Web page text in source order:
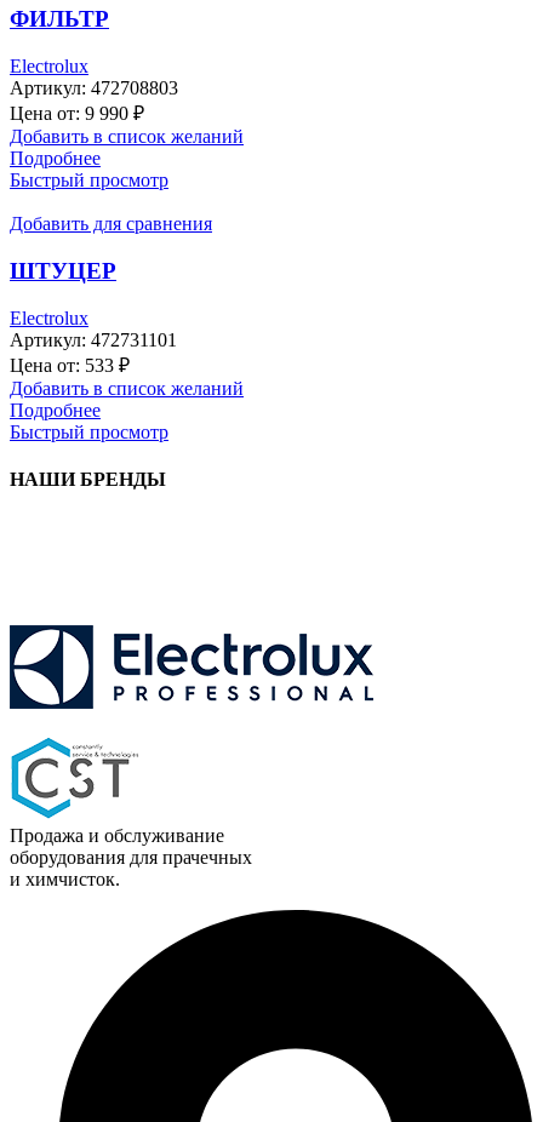
ФИЛЬТР
Electrolux
Артикул: 472708803
Цена от: 9 990 ₽
Добавить в список желаний
Подробнее
Быстрый просмотр
Добавить для сравнения
ШТУЦЕР
Electrolux
Артикул: 472731101
Цена от: 533 ₽
Добавить в список желаний
Подробнее
Быстрый просмотр
НАШИ БРЕНДЫ
Продажа и обслуживание
оборудования для прачечных
и химчисток.